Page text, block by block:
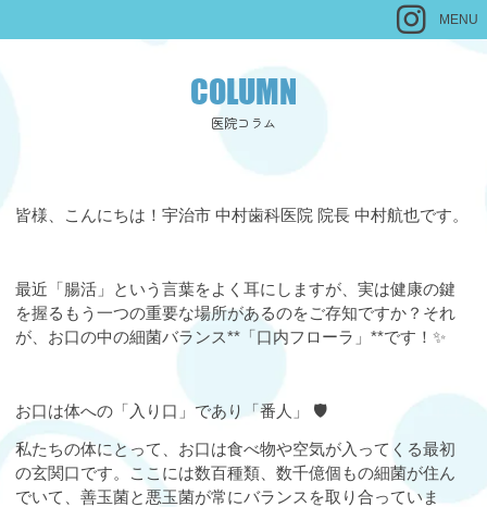
MENU
COLUMN
医院コラム
皆様、こんにちは！宇治市 中村歯科医院 院長 中村航也です。
最近「腸活」という言葉をよく耳にしますが、実は健康の鍵
を握るもう一つの重要な場所があるのをご存知ですか？それ
が、お口の中の細菌バランス**「口内フローラ」**です！✨
お口は体への「入り口」であり「番人」 🛡️
私たちの体にとって、お口は食べ物や空気が入ってくる最初
の玄関口です。ここには数百種類、数千億個もの細菌が住ん
でいて、善玉菌と悪玉菌が常にバランスを取り合っていま